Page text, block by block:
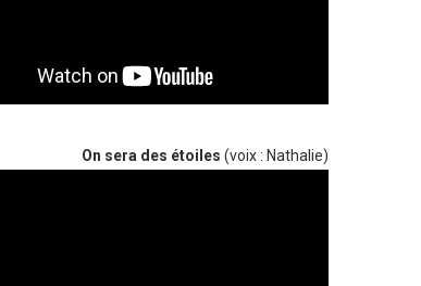
On sera des étoiles (voix : Nathalie)